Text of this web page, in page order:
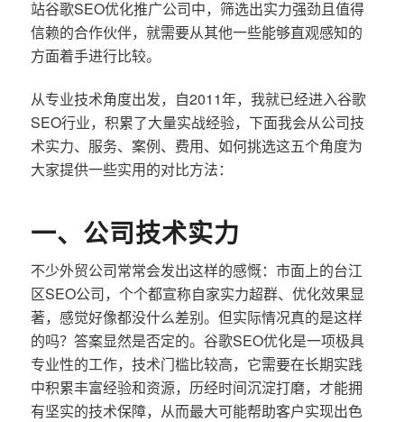
站谷歌SEO优化推广公司中，筛选出实力强劲且值得
信赖的合作伙伴，就需要从其他一些能够直观感知的
方面着手进行比较。
从专业技术角度出发，自2011年，我就已经进入谷歌
SEO行业，积累了大量实战经验，下面我会从公司技
术实力、服务、案例、费用、如何挑选这五个角度为
大家提供一些实用的对比方法：
一、公司技术实力
不少外贸公司常常会发出这样的感慨：市面上的台江
区SEO公司，个个都宣称自家实力超群、优化效果显
著，感觉好像都没什么差别。但实际情况真的是这样
的吗？答案显然是否定的。谷歌SEO优化是一项极具
专业性的工作，技术门槛比较高，它需要在长期实践
中积累丰富经验和资源，历经时间沉淀打磨，才能拥
有坚实的技术保障，从而最大可能帮助客户实现出色